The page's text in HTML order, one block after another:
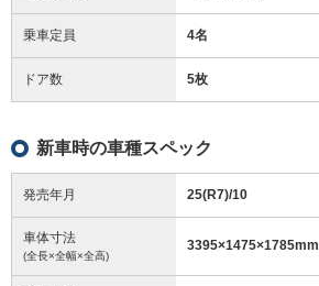
乗車定員 4名
ドア数 5枚
新車時の車種スペック
発売年月 25(R7)/10
車体寸法
(全長×全幅×全高)
3395×1475×1785mm